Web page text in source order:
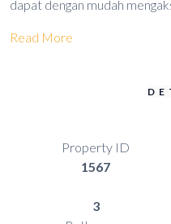
dapat dengan mudah
Read More
Property ID
1567
3